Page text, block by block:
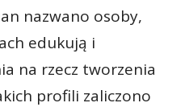
nazwano osoby,
edukują i
na rzecz tworzenia
profili zaliczono